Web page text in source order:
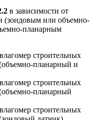
в зависимости от
(зондовым или объемно-
планарным
строительных
планарный и
строительных
планарный
строительных